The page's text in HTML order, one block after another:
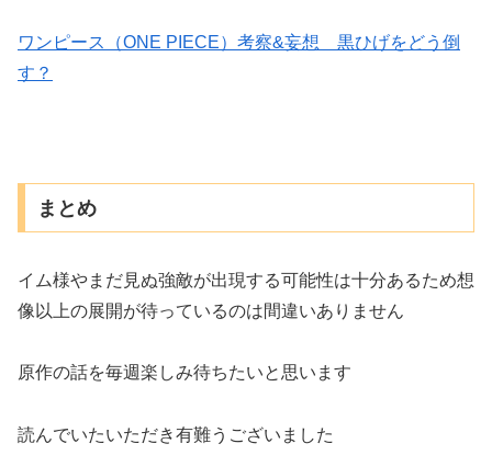
ワンピース（ONE PIECE）考察&妄想 黒ひげをどう倒
す？
まとめ
イム様やまだ見ぬ強敵が出現する可能性は十分あるため想
像以上の展開が待っているのは間違いありません
原作の話を毎週楽しみ待ちたいと思います
読んでいたいただき有難うございました